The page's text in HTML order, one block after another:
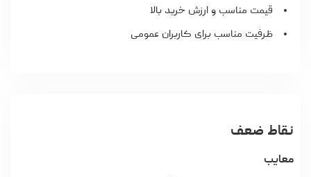
قیمت مناسب و ارزش خرید بالا
ظرفیت مناسب برای کاربران عمومی
نقاط ضعف
معایب